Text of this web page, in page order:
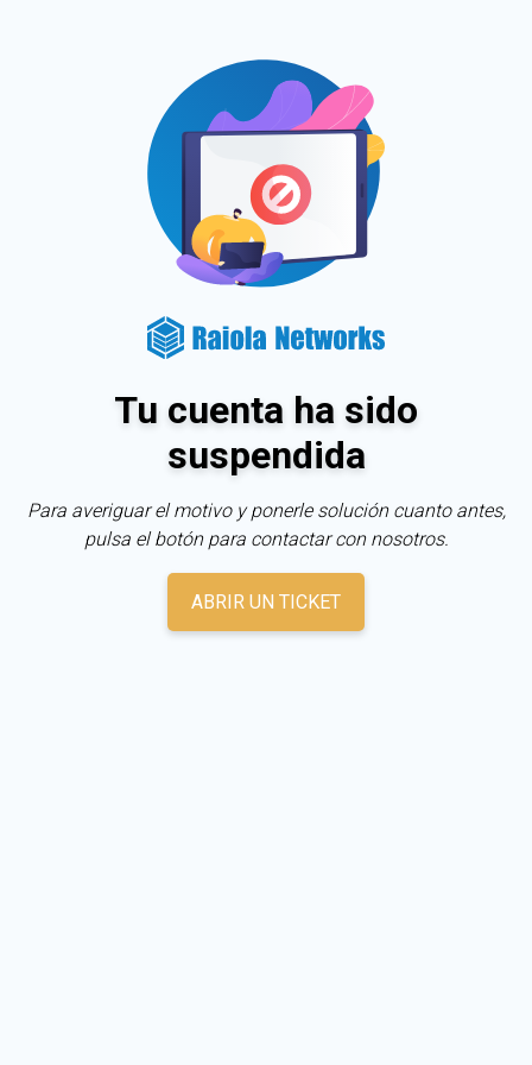
Tu cuenta ha sido
suspendida
Para averiguar el motivo y ponerle solución cuanto antes,
pulsa el botón para contactar con nosotros.
ABRIR UN TICKET